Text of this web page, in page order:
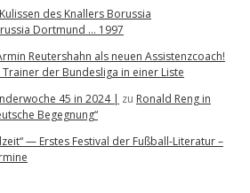
des Knallers Borussia
Dortmund … 1997
Reutershahn als neuen Assistenzcoach!
Trainer der Bundesliga in einer Liste
45 in 2024 | zu Ronald Reng in
Begegnung“
— Erstes Festival der Fußball-Literatur –